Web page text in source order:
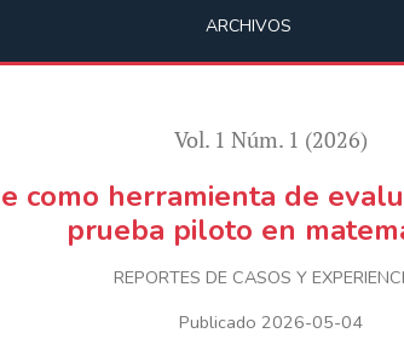
ARCHIVOS
Vol. 1 Núm. 1 (2026)
como herramienta de
prueba piloto en
REPORTES DE CASOS Y
Publicado 2026-05-04